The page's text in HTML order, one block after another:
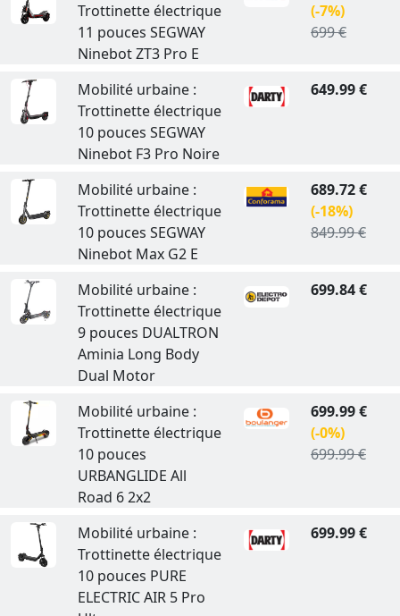
Trottinette électrique
11 pouces SEGWAY
Ninebot ZT3 Pro E
(-7%)
699 €
Mobilité urbaine :
Trottinette électrique
10 pouces SEGWAY
Ninebot F3 Pro Noire
649.99 €
Mobilité urbaine :
Trottinette électrique
10 pouces SEGWAY
Ninebot Max G2 E
689.72 €
(-18%)
849.99 €
Mobilité urbaine :
Trottinette électrique
9 pouces DUALTRON
Aminia Long Body
Dual Motor
699.84 €
Mobilité urbaine :
Trottinette électrique
10 pouces
URBANGLIDE All
Road 6 2x2
699.99 €
(-0%)
699.99 €
Mobilité urbaine :
Trottinette électrique
10 pouces PURE
ELECTRIC AIR 5 Pro
699.99 €